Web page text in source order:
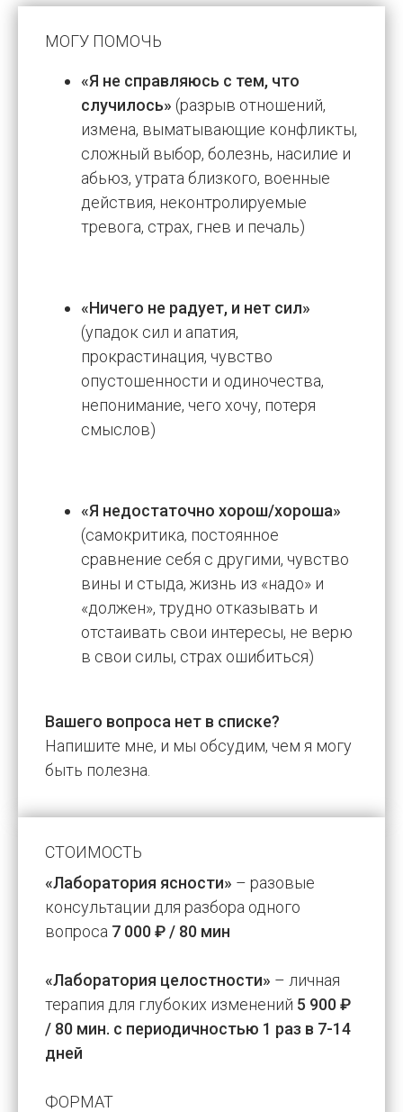
МОГУ ПОМОЧЬ
«Я не справляюсь с тем, что
случилось» (разрыв отношений,
измена, выматывающие конфликты,
сложный выбор, болезнь, насилие и
абьюз, утрата близкого, военные
действия, неконтролируемые
тревога, страх, гнев и печаль)
«Ничего не радует, и нет сил»
(упадок сил и апатия,
прокрастинация, чувство
опустошенности и одиночества,
непонимание, чего хочу, потеря
смыслов)
«Я недостаточно хорош/хороша»
(самокритика, постоянное
сравнение себя с другими, чувство
вины и стыда, жизнь из «надо» и
«должен», трудно отказывать и
отстаивать свои интересы, не верю
в свои силы, страх ошибиться)
Вашего вопроса нет в списке?
Напишите мне, и мы обсудим, чем я могу
быть полезна.
СТОИМОСТЬ
«Лаборатория ясности» – разовые
консультации для разбора одного
вопроса 7 000 ₽ / 80 мин
«Лаборатория целостности» – личная
терапия для глубоких изменений 5 900 ₽
/ 80 мин. с периодичностью 1 раз в 7-14
дней
ФОРМАТ